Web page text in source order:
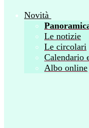
Novità
Le notizie
Le circolari
Calendario
Albo online